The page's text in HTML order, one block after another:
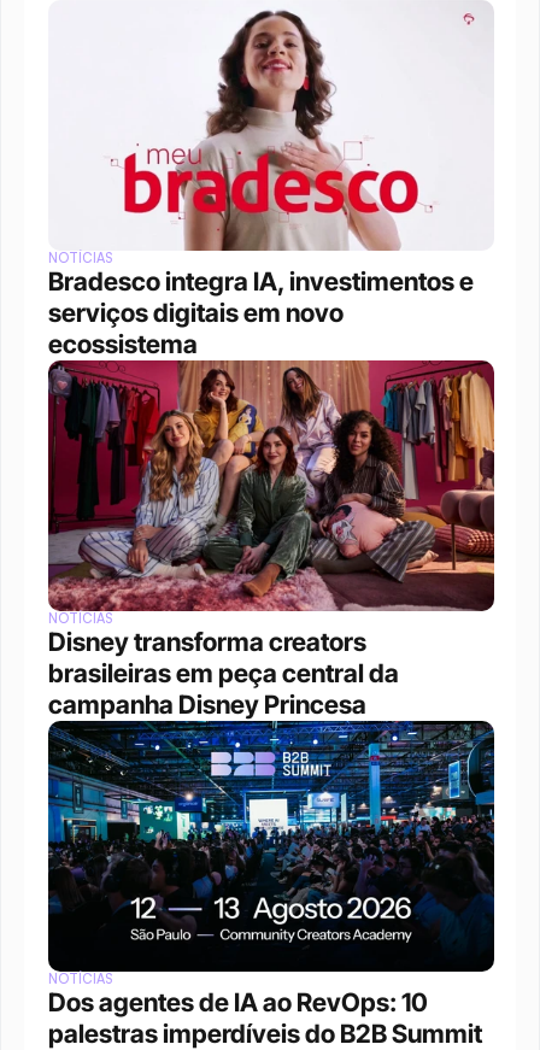
NOTÍCIAS
Bradesco integra IA, investimentos e
serviços digitais em novo
ecossistema
NOTÍCIAS
Disney transforma creators
brasileiras em peça central da
campanha Disney Princesa
NOTÍCIAS
Dos agentes de IA ao RevOps: 10
palestras imperdíveis do B2B Summit